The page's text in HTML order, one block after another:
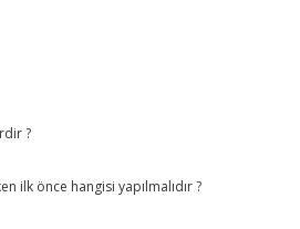
?
ilk önce hangisi yapılmalıdır ?